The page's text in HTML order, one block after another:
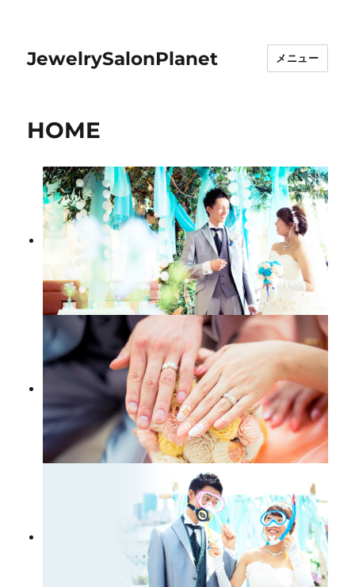
JewelrySalonPlanet メニュー
HOME